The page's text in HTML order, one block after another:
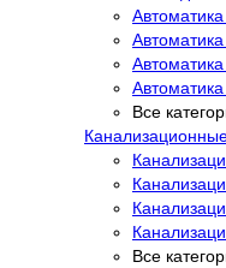
Все
Все